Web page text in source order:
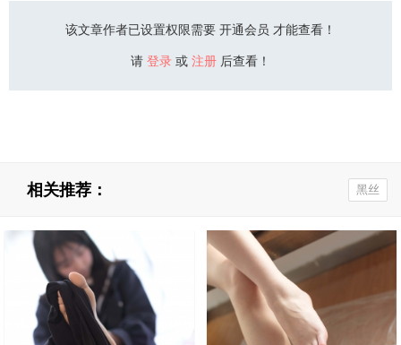
该文章作者已设置权限需要 开通会员 才能查看！
请 登录 或 注册 后查看！
相关推荐： 黑丝